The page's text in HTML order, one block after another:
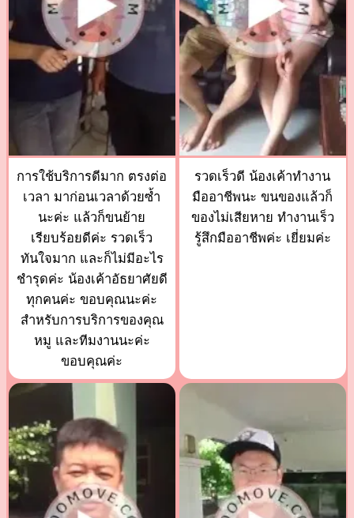
การใช้บริการดีมาก ตรงต่อ
เวลา มาก่อนเวลาด้วยซ้ำ
นะค่ะ แล้วก็ขนย้าย
เรียบร้อยดีค่ะ รวดเร็ว
ทันใจมาก และก็ไม่มีอะไร
ชำรุดค่ะ น้องเค้าอัธยาศัยดี
ทุกคนค่ะ ขอบคุณนะค่ะ
สำหรับการบริการของคุณ
หมู และทีมงานนะค่ะ
ขอบคุณค่ะ
รวดเร็วดี น้องเค้าทำงาน
มืออาชีพนะ ขนของแล้วก็
ของไม่เสียหาย ทำงานเร็ว
รู้สึกมืออาชีพค่ะ เยี่ยมค่ะ